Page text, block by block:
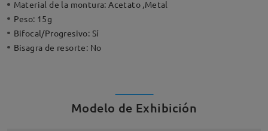
Material de la montura:Acetato ,Metal
Peso: 15g
Bifocal/Progresivo: Sí
Bisagra de resorte: No
Modelo de Exhibición